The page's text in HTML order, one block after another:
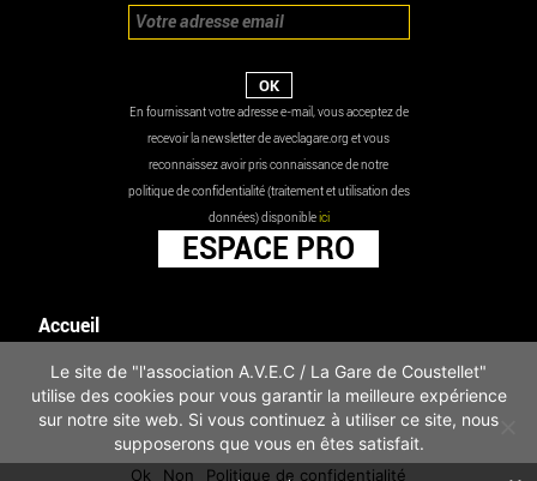
En fournissant votre adresse e-mail, vous acceptez de
recevoir la newsletter de aveclagare.org et vous
reconnaissez avoir pris connaissance de notre
politique de confidentialité (traitement et utilisation des
données) disponibleici
ESPACE PRO
Accueil
Les actualités
Mentions légales
Infos pratiques
Politique de confidentialité
Le site de "l'association A.V.E.C / La Gare de Coustellet"
utilise des cookies pour vous garantir la meilleure expérience
sur notre site web. Si vous continuez à utiliser ce site, nous
supposerons que vous en êtes satisfait.
Ok Non Politique de confidentialité